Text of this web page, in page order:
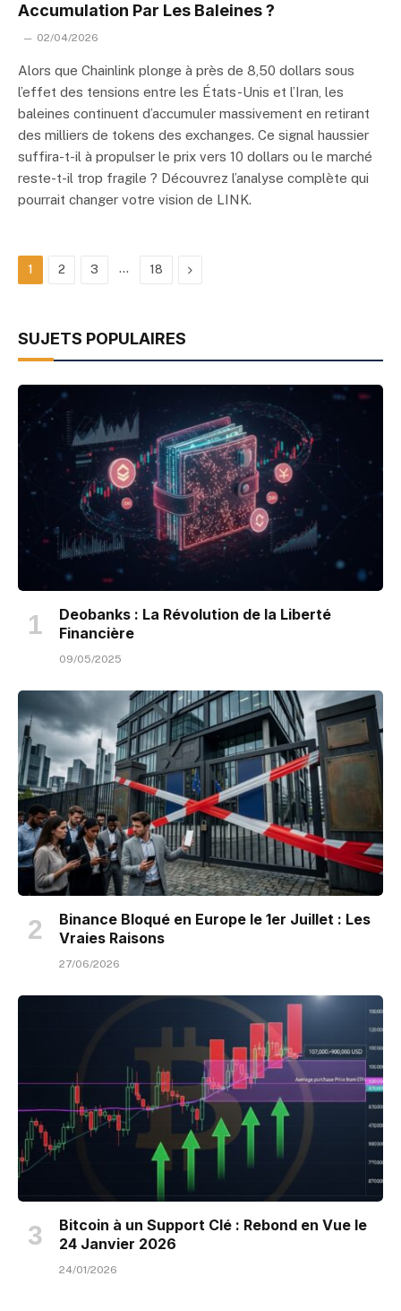
Accumulation Par Les Baleines ?
02/04/2026
Alors que Chainlink plonge à près de 8,50 dollars sous
l’effet des tensions entre les États-Unis et l’Iran, les
baleines continuent d’accumuler massivement en retirant
des milliers de tokens des exchanges. Ce signal haussier
suffira-t-il à propulser le prix vers 10 dollars ou le marché
reste-t-il trop fragile ? Découvrez l’analyse complète qui
pourrait changer votre vision de LINK.
1 2 3 … 18 Next
SUJETS POPULAIRES
Deobanks : La Révolution de la Liberté
Financière
09/05/2025
Binance Bloqué en Europe le 1er Juillet : Les
Vraies Raisons
27/06/2026
Bitcoin à un Support Clé : Rebond en Vue le
24 Janvier 2026
24/01/2026